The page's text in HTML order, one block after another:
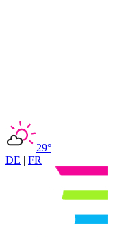
29°
DE | FR